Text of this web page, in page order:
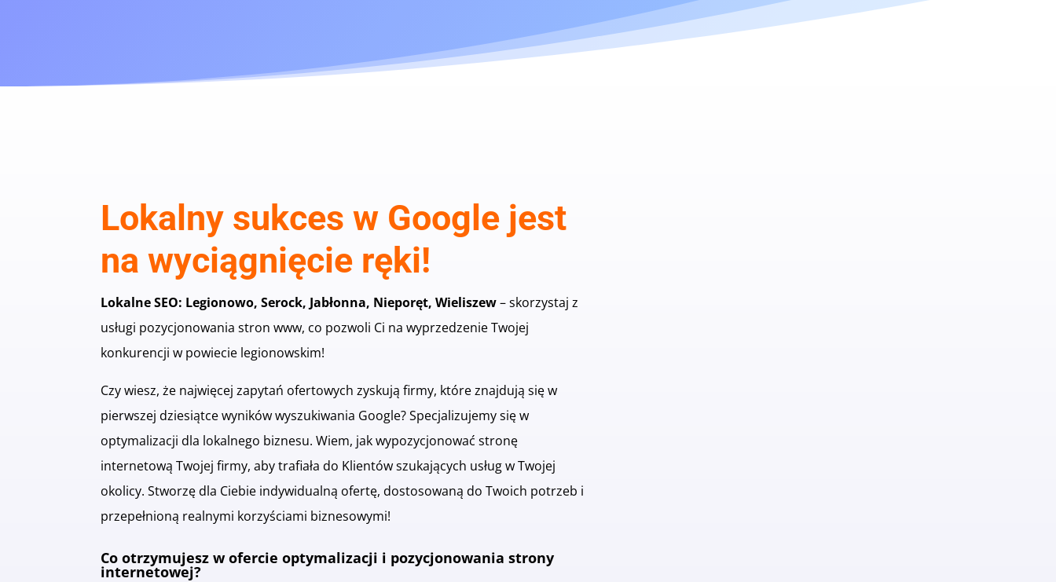
Lokalny sukces w Google jest
na wyciągnięcie ręki!
Lokalne SEO: Legionowo, Serock, Jabłonna, Nieporęt, Wieliszew– skorzystaj z
usługi pozycjonowania stron www, co pozwoli Ci na wyprzedzenie Twojej
konkurencji w powiecie legionowskim!
Czy wiesz, że najwięcej zapytań ofertowych zyskują firmy, które znajdują się w
pierwszej dziesiątce wyników wyszukiwania Google? Specjalizujemy się w
optymalizacji dla lokalnego biznesu. Wiem, jak wypozycjonować stronę
internetową Twojej firmy, aby trafiała do Klientów szukających usług w Twojej
okolicy. Stworzę dla Ciebie indywidualną ofertę, dostosowaną do Twoich potrzeb i
przepełnioną realnymi korzyściami biznesowymi!
Co otrzymujesz w ofercie optymalizacji i pozycjonowania strony
internetowej?